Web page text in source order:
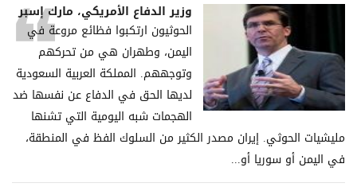
وزير الدفاع الأمريكي، مارك إسبر
الحوثيون ارتكبوا فظائع مروعة في
اليمن، وطهران هي من تحركهم
وتوجههم. المملكة العربية السعودية
لديها الحق في الدفاع عن نفسها ضد
الهجمات شبه اليومية التي تشنها
مليشيات الحوثي. إيران مصدر الكثير من السلوك الفظ في المنطقة،
في اليمن أو سوريا أو...